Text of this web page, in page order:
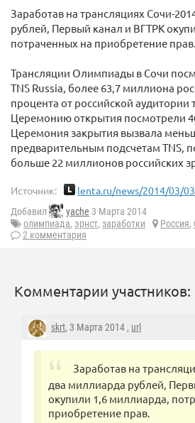
Заработав на трансляциях Сочи-
рублей, Первый канал и ВГТРК
потраченных на приобретение прав.
Трансляции Олимпиады в Сочи
TNS Russia, более 63,7 миллиона
процента от российской аудитории
Церемонию открытия посмотрели
Церемония закрытия вызвала
предварительным подсчетам TNS,
больше 22 миллионов российских
Источник: lenta.ru/news/2014/03/
Добавил yache 3 Марта 2014
олимпиада, эрнст, заработки Россия,
2 комментария
Комментарии участников:
skrt, 3 Марта 2014 , url
Заработав на
два миллиарда рублей,
окупили 1,6 миллиарда,
приобретение прав.